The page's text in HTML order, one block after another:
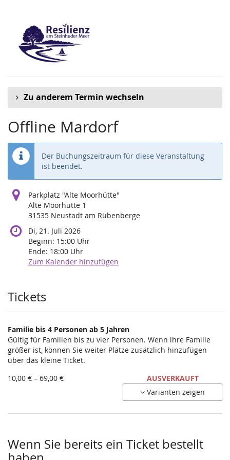
Inhalt
springen
Zu anderem Termin wechseln
Offline Mardorf
Der Buchungszeitraum für diese Veranstaltung
ist beendet.
Parkplatz "Alte Moorhütte"
Alte Moorhütte 1
31535 Neustadt am Rübenberge
Di, 21. Juli 2026
Beginn: 15:00 Uhr
Ende: 18:00 Uhr
Zum Kalender hinzufügen
Produkte
Tickets
Familie bis 4 Personen ab 5 Jahren
Gültig für Familien bis zu vier Personen. Wenn ihre Familie
größer ist, können Sie weiter Plätze zusätzlich hinzufügen
über das kleine Ticket.
von
10,00 € – 69,00 €
AUSVERKAUFT
Varianten zeigen
Wenn Sie bereits ein Ticket bestellt